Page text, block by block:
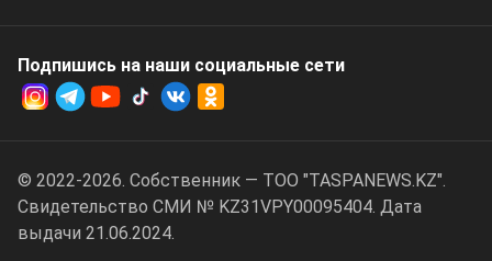
Подпишись на наши социальные cети
© 2022-2026. Собственник — ТОО "TASPANEWS.KZ".
Cвидетельство СМИ № KZ31VPY00095404. Дата
выдачи 21.06.2024.